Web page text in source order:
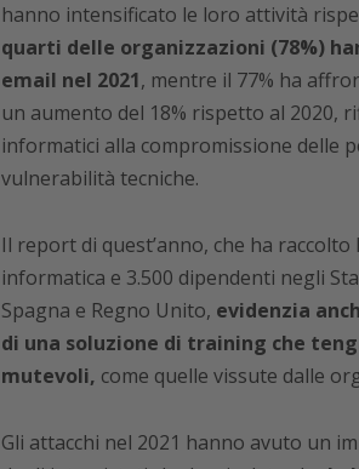
hanno intensificato le loro attività
quarti delle organizzazioni (78%)
email nel 2021, mentre il 77% ha
un aumento del 18% rispetto al 2020,
informatici alla compromissione delle
vulnerabilità tecniche.
Il report di quest’anno, che ha
informatica e 3.500 dipendenti negli
Spagna e Regno Unito, evidenzia
di una soluzione di training che
mutevoli, come quelle vissute dalle
Gli attacchi nel 2021 hanno avuto un